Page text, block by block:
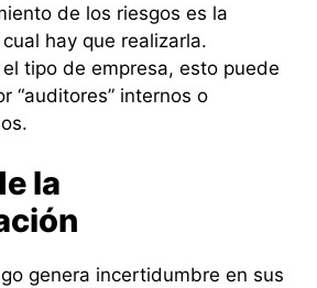
de los riesgos es la
hay que realizarla.
tipo de empresa, esto puede
“auditores” internos o
la
genera incertidumbre en sus